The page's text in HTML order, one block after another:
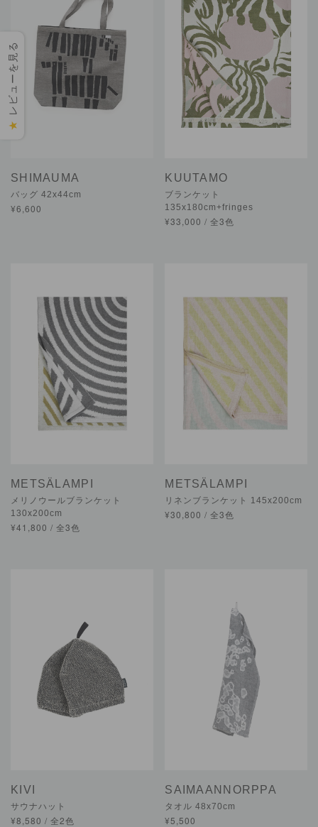
SHIMAUMA
バッグ 42x44cm
¥6,600
KUUTAMO
ブランケット
135x180cm+fringes
¥33,000 / 全3色
METSÄLAMPI
メリノウールブランケット
130x200cm
¥41,800 / 全3色
METSÄLAMPI
リネンブランケット 145x200cm
¥30,800 / 全3色
KIVI
サウナハット
¥8,580 / 全2色
SAIMAANNORPPA
タオル 48x70cm
¥5,500
★
レビューを見る